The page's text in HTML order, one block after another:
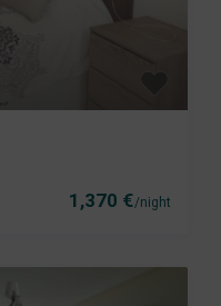
1,370 €/night